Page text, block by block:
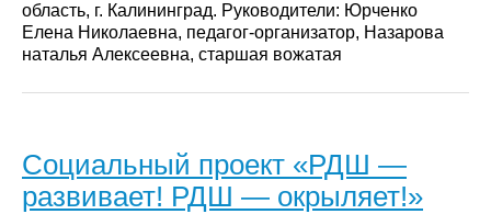
область, г. Калининград. Руководители: Юрченко
Елена Николаевна, педагог-организатор, Назарова
наталья Алексеевна, старшая вожатая
Социальный проект «РДШ —
развивает! РДШ — окрыляет!»